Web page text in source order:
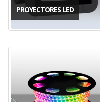
PROYECTORES LED